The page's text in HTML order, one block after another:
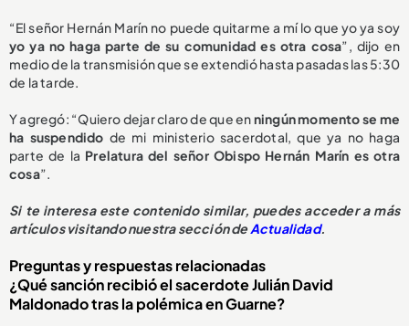
“El señor Hernán Marín no puede quitarme a mí lo que yo ya soy
yo ya no haga parte de su comunidad es otra cosa”, dijo en
medio de la transmisión que se extendió hasta pasadas las 5:30
de la tarde.
Y agregó: “Quiero dejar claro de que enningún momento se me
ha suspendido de mi ministerio sacerdotal, que ya no haga
parte de la Prelatura del señor Obispo Hernán Marín es otra
cosa”.
Si te interesa este contenido similar, puedes acceder a más
artículos visitando nuestra sección deActualidad.
Preguntas y respuestas relacionadas
¿Qué sanción recibió el sacerdote Julián David
Maldonado tras la polémica en Guarne?